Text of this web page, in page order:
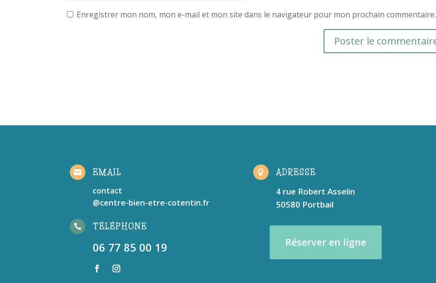
Enregistrer mon nom, mon e-mail et mon site dans le navigateur pour mon prochain commentaire.
 EMAIL
contact
@centre-bien-etre-cotentin.fr
 TÉLÉPHONE
06 77 85 00 19
 ADRESSE
4 rue Robert Asselin
50580 Portbail
Réserver en ligne